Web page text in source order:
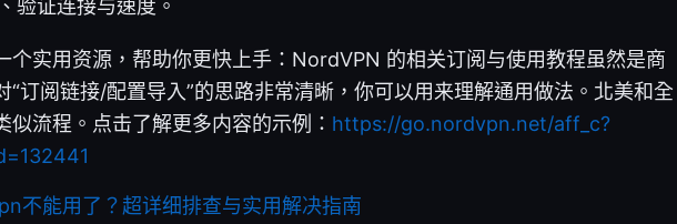
验证连接与速度。
个实用资源，帮助你更快上手：NordVPN 的相关订阅与使用教程虽然是商
“订阅链接/配置导入”的思路非常清晰，你可以用来理解通用做法。北美和全
似流程。点击了解更多内容的示例： https://go.nordvpn.net/aff_c?
不能用了？超详细排查与实用解决指南